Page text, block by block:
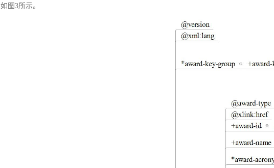
如图3所示。